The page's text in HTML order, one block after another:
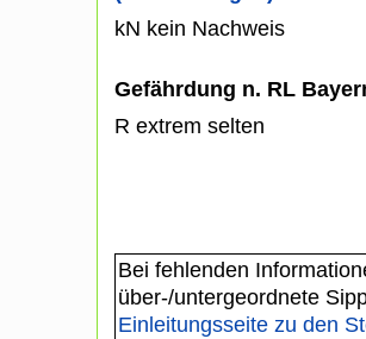
kN kein Nachweis
Gefährdung n. RL
R extrem selten
Bei fehlenden
über-/untergeordnete
Einleitungsseite zu den